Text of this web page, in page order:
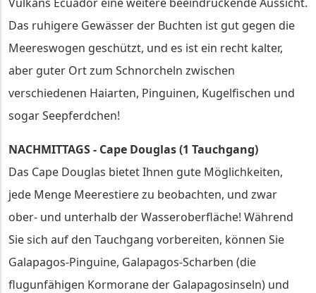
Das ruhigere Gewässer der Buchten ist gut gegen die
Meereswogen geschützt, und es ist ein recht kalter,
aber guter Ort zum Schnorcheln zwischen
verschiedenen Haiarten, Pinguinen, Kugelfischen und
sogar Seepferdchen!
NACHMITTAGS - Cape Douglas (1 Tauchgang)
Das Cape Douglas bietet Ihnen gute Möglichkeiten,
jede Menge Meerestiere zu beobachten, und zwar
ober- und unterhalb der Wasseroberfläche! Während
Sie sich auf den Tauchgang vorbereiten, können Sie
Galapagos-Pinguine, Galapagos-Scharben (die
flugunfähigen Kormorane der Galapagosinseln) und